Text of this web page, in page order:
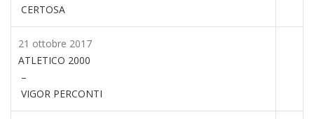
CERTOSA
21 ottobre 2017
ATLETICO 2000
–
VIGOR PERCONTI